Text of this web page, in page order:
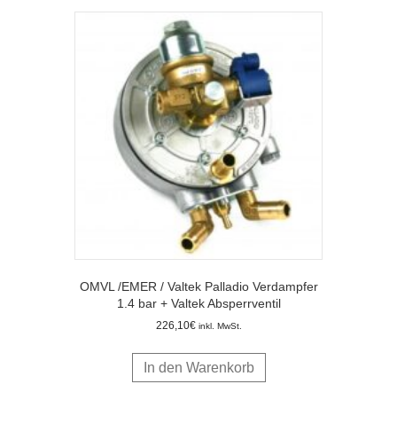
OMVL /EMER / Valtek Palladio Verdampfer
1.4 bar + Valtek Absperrventil
226,10€ inkl. MwSt.
In den Warenkorb